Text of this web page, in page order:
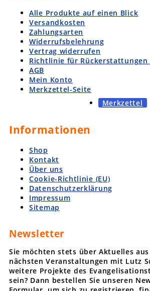
Alle Produkte auf einen Blick
Versandkosten
Zahlungsarten
Widerrufsbelehrung
Vertrag widerrufen
Richtlinie für Rückerstattungen
AGB
Mein Konto
Merkzettel-Seite
Merkzettel
Informationen
Shop
Kontakt
Über uns
Cookie-Richtlinie (EU)
Datenschutzerklärung
Impressum
Sitemap
Newsletter
Sie möchten stets über Aktuelles
nächsten Veranstaltungen mit Lutz
weitere Projekte des
sein? Dann bestellen Sie unseren